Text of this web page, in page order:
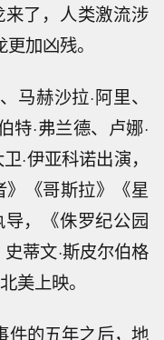
了，人类激流涉
加凶残。
马赫沙拉·阿里、
特·弗兰德、卢娜·
·伊亚科诺出演，
》《哥斯拉》《星
，《侏罗纪公园
蒂文·斯皮尔伯格
美上映。
件的五年之后，地